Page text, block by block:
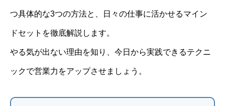
つ具体的な3つの方法と、日々の仕事に活かせるマイン
ドセットを徹底解説します。
やる気が出ない理由を知り、今日から実践できるテクニ
ックで営業力をアップさせましょう。